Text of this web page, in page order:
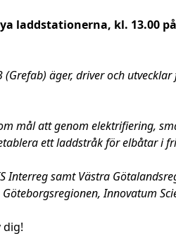
laddstationerna, kl. 13.00
äger, driver och
mål att genom elektrifiering,
ett laddstråk för elbåtar i
Interreg samt Västra
Innovatum
dig!